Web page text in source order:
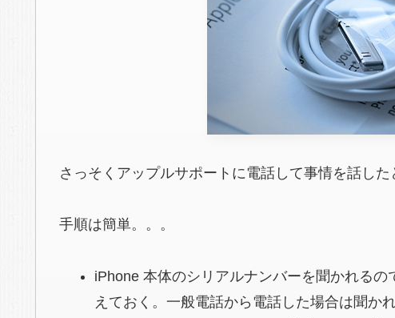
さっそくアップルサポートに電話して事情を話した
手順は簡単。。。
iPhone 本体のシリアルナンバーを聞かれる
えておく。一般電話から電話した場合は聞か